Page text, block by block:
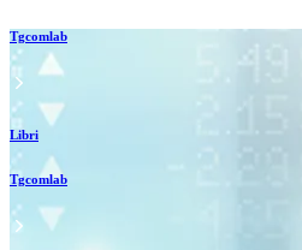
Tgcomlab
Libri
Tgcomlab